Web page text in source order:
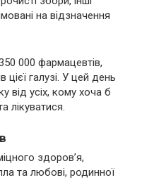
на відзначення
000 фармацевтів,
цієї галузі. У цей день
від усіх, кому хоча б
лікуватися.
здоров’я,
та любові, родинної